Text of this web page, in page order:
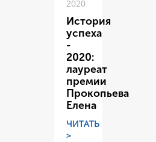
2020
История
успеха
-
2020:
лауреат
премии
Прокопьева
Елена
ЧИТАТЬ
>